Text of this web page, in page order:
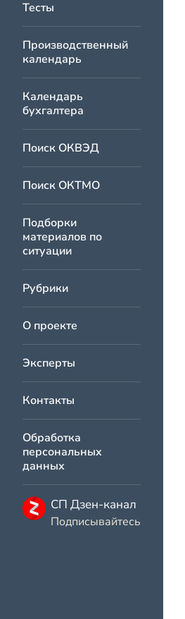
Тесты
Производственный
календарь
Календарь
бухгалтера
Поиск ОКВЭД
Поиск ОКТМО
Подборки
материалов по
ситуации
Рубрики
О проекте
Эксперты
Контакты
Обработка
персональных
данных
СП Дзен-канал
Подписывайтесь